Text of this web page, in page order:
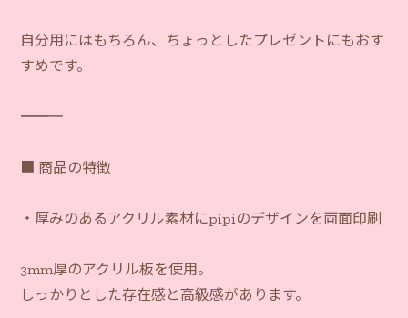
自分用にはもちろん、ちょっとしたプレゼントにもおす
すめです。
―――――――――――
■ 商品の特徴
・厚みのあるアクリル素材にpipiのデザインを両面印刷
3mm厚のアクリル板を使用。
しっかりとした存在感と高級感があります。